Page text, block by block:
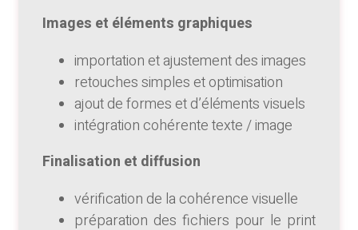
Images et éléments graphiques
importation et ajustement des images
retouches simples et optimisation
ajout de formes et d’éléments visuels
intégration cohérente texte / image
Finalisation et diffusion
vérification de la cohérence visuelle
préparation des fichiers pour le print